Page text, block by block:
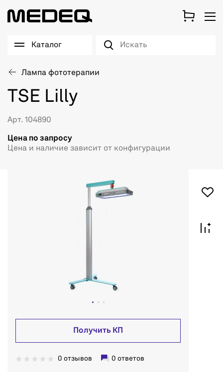
Каталог
Лампа фототерапии
TSE Lilly
Арт. 104890
Цена по запросу
Цена и наличие зависит от конфигурации
Получить КП
0 отзывов 0 ответов